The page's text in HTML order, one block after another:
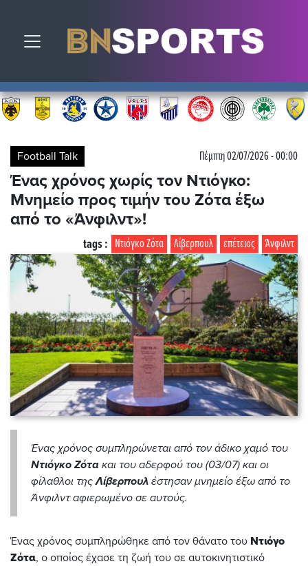
Toggle navigation
Football Talk Πέμπτη 02/07/2026 - 00:00
Ένας χρόνος χωρίς τον Ντιόγκο:
Μνημείο προς τιμήν του Ζότα έξω
από το «Άνφιλντ»!
Άνφιλντ
επέτειος
Λίβερπουλ
Ντιόγκο Ζότα
tags :
Ένας χρόνος συμπληρώνεται από τον άδικο χαμό του
Ντιόγκο Ζότα και του αδερφού του (03/07) και οι
φίλαθλοι τηςΛίβερπουλ έστησαν μνημείο έξω από το
Άνφιλντ αφιερωμένο σε αυτούς.
Ένας χρόνος συμπληρώθηκε από τον θάνατο του Ντιόγο
Ζότα, ο οποίος έχασε τη ζωή του σε αυτοκινητιστικό